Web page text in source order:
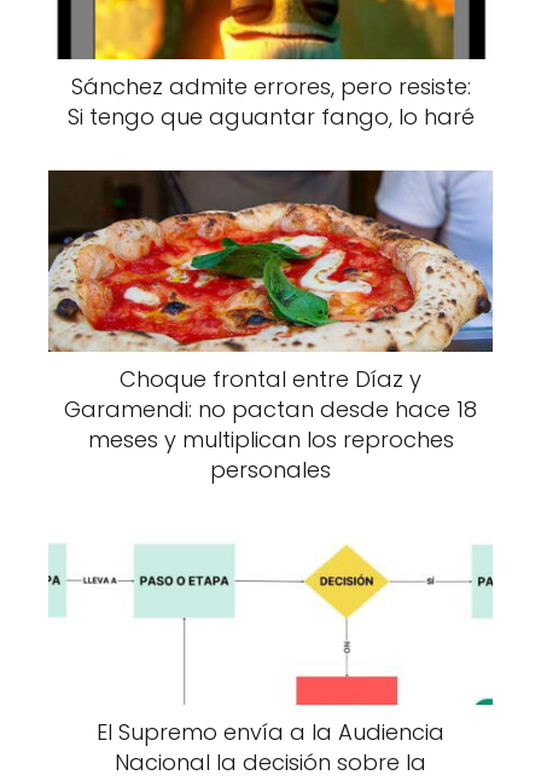
Sánchez admite errores, pero resiste:
Si tengo que aguantar fango, lo haré
Choque frontal entre Díaz y
Garamendi: no pactan desde hace 18
meses y multiplican los reproches
personales
El Supremo envía a la Audiencia
Nacional la decisión sobre la